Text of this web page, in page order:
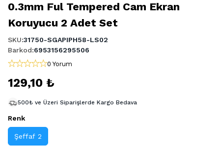
0.3mm Ful Tempered Cam Ekran
Koruyucu 2 Adet Set
SKU:31750-SGAPIPH58-LS02
Barkod:6953156295506
0 Yorum
129,10 ₺
500₺ ve Üzeri Siparişlerde Kargo Bedava
Renk
Şeffaf 2